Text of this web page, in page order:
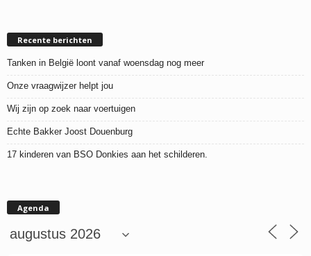
Recente berichten
Tanken in België loont vanaf woensdag nog meer
Onze vraagwijzer helpt jou
Wij zijn op zoek naar voertuigen
Echte Bakker Joost Douenburg
17 kinderen van BSO Donkies aan het schilderen.
Agenda